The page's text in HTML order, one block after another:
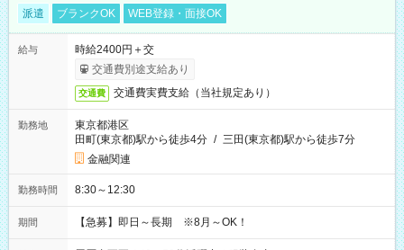
派遣 ブランクOK WEB登録・面接OK
給与
時給2400円＋交
交通費別途支給あり
交通費 交通費実費支給（当社規定あり）
勤務地
東京都港区
田町(東京都)駅から徒歩4分 / 三田(東京都)駅から徒歩7分
金融関連
勤務時間 8:30～12:30
期間 【急募】即日～長期 ※8月～OK！